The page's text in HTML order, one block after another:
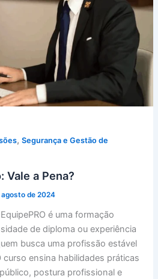
, Segurança e Gestão de
Vale a Pena?
agosto de 2024
é uma formação
de diploma ou experiência
busca uma profissão estável
curso ensina habilidades práticas
postura profissional e